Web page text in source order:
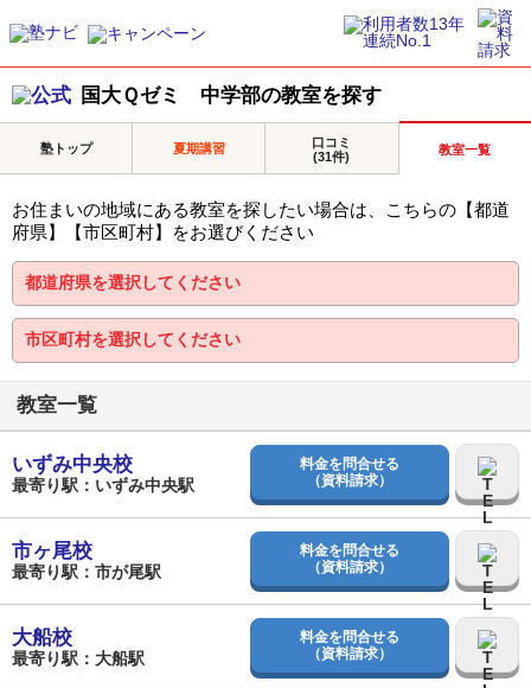
国大Ｑゼミ 中学部の教室を探す
塾トップ 夏期講習
口コミ
(31件)
教室一覧
お住まいの地域にある教室を探したい場合は、こちらの【都道
府県】【市区町村】をお選びください
教室一覧
いずみ中央校
最寄り駅：いずみ中央駅
料金を問合せる
（資料請求）
市ヶ尾校
最寄り駅：市が尾駅
料金を問合せる
（資料請求）
大船校
最寄り駅：大船駅
料金を問合せる
（資料請求）